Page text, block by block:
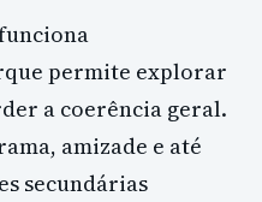
permite explorar
a coerência geral.
amizade e até
secundárias